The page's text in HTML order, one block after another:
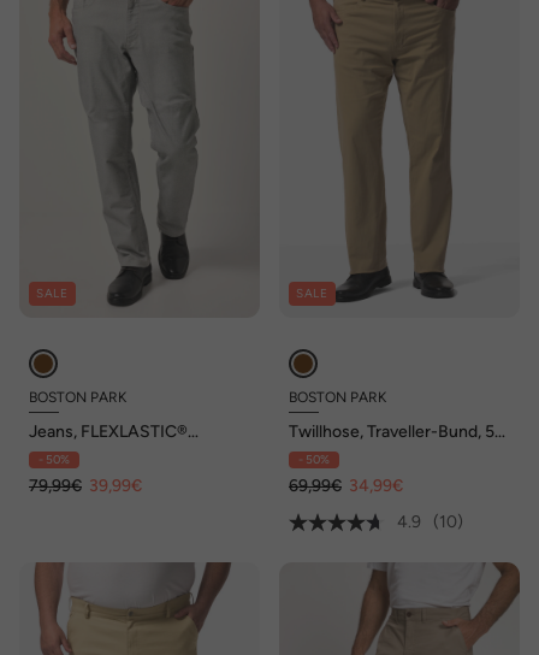
SALE
BOSTON PARK
Jeans, FLEXLASTIC®
Bauchfit, Regular Fit,
Struktur, Regular Fit, bis
36/72
- 50%
79,99€ 39,99€
SALE
BOSTON PARK
Twillhose, Traveller-Bund, 5-
Pocket, Regular Fit, bis 72/36
- 50%
69,99€ 34,99€
4.9
(10)